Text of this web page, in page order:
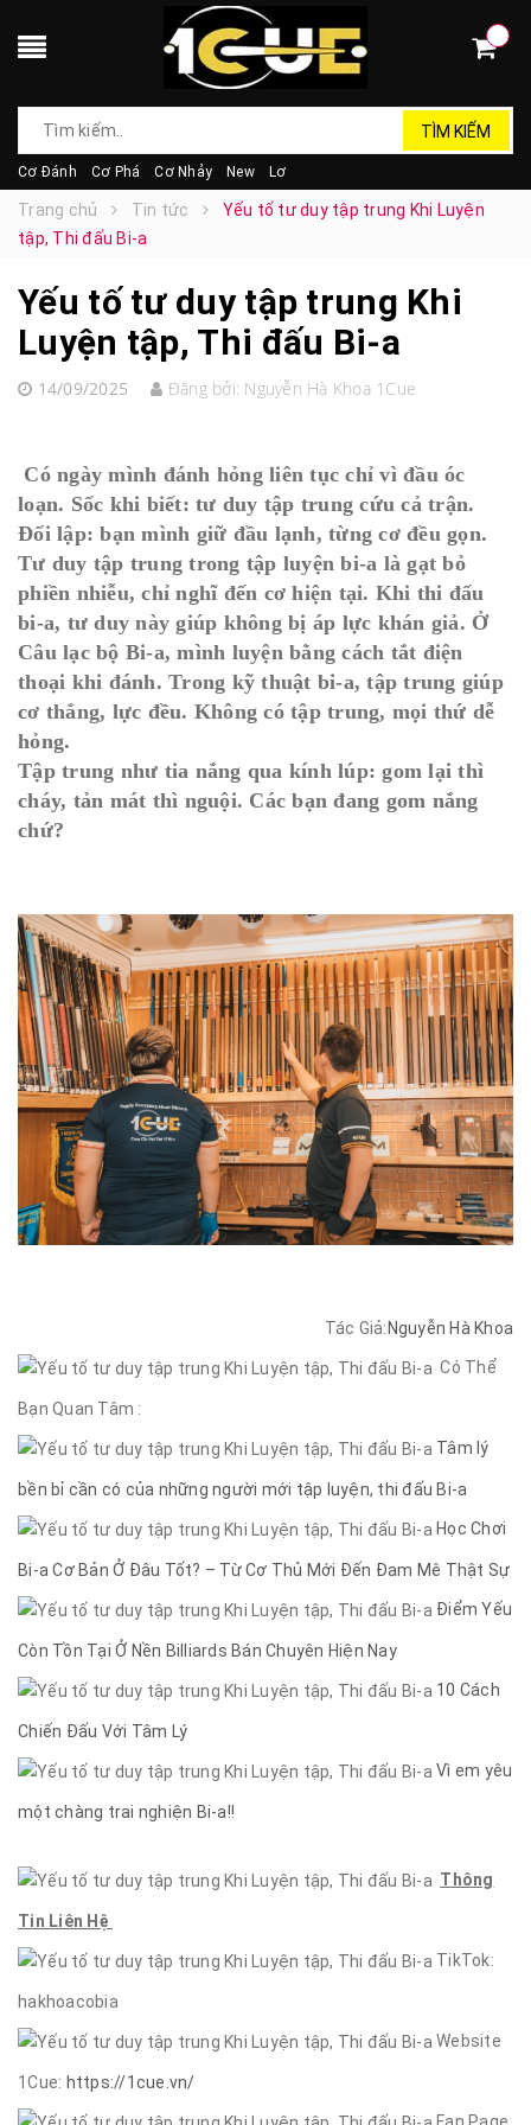
TÌM KIẾM
Cơ Đánh Cơ Phá Cơ Nhảy New Lơ
Trang chủ Tin tức
Yếu tố tư duy tập trung Khi Luyện
tập, Thi đấu Bi-a
Yếu tố tư duy tập trung Khi
Luyện tập, Thi đấu Bi-a
14/09/2025 Đăng bởi: Nguyễn Hà Khoa 1Cue
Có ngày mình đánh hỏng liên tục chỉ vì đầu óc
loạn. Sốc khi biết: tư duy tập trung cứu cả trận.
Đối lập: bạn mình giữ đầu lạnh, từng cơ đều gọn.
Tư duy tập trung trong tập luyện bi-a là gạt bỏ
phiền nhiễu, chỉ nghĩ đến cơ hiện tại. Khi thi đấu
bi-a, tư duy này giúp không bị áp lực khán giả. Ở
Câu lạc bộ Bi-a, mình luyện bằng cách tắt điện
thoại khi đánh. Trong kỹ thuật bi-a, tập trung giúp
cơ thẳng, lực đều. Không có tập trung, mọi thứ dễ
hỏng.
Tập trung như tia nắng qua kính lúp: gom lại thì
cháy, tản mát thì nguội. Các bạn đang gom nắng
chứ?
Tác Giả:Nguyễn Hà Khoa
Có Thể
Bạn Quan Tâm :
Tâm lý
bền bỉ cần có của những người mới tập luyện, thi đấu Bi-a
Học Chơi
Bi-a Cơ Bản Ở Đâu Tốt? – Từ Cơ Thủ Mới Đến Đam Mê Thật Sự
Điểm Yếu
Còn Tồn Tại Ở Nền Billiards Bán Chuyên Hiện Nay
10 Cách
Chiến Đấu Với Tâm Lý
Vì em yêu
một chàng trai nghiện Bi-a!!
Thông
Tin Liên Hệ
TikTok:
hakhoacobia
Website
1Cue: https://1cue.vn/
Fan Page